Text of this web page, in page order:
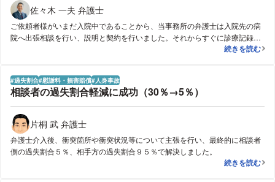
佐々木 一夫 弁護士
ご依頼者様がいまだ入院中であることから、当事務所の弁護士は入院先の病
院へ出張相談を行い、説明と契約を行いました。それからすぐに診療記録の
取り寄せを行い、後遺障害等級１級認定の確信を得たことから、後遺障害等
突き止め、ご依頼者様加入の保険会社に連絡するとともに保険使用の申請を
しました。また、ご依頼者様加入の保険会社と事前の打ち合わせを入念に行
い、訴訟になった場合に加害者加入の保険会社とご依頼者様加入の保険会社
がいかなる割合で賠償金を負担するかを確定し、訴訟を提起しました。な
お、相談時から事件解決まで、担当弁護士自身が継続的に病院等を訪れ、外
出困難なご依頼者様に直接ご説明を行いました。逸失利益や将来介護費用、
また過失相殺率がシビアに争われましたが、当方の主張内容が概ね認められ
る判決となりました。また、ご依頼者様加入の保険会社と事前の打ち合わせ
６０代会社員
続きを読む
過失割合 慰謝料・損害賠償 人身事故
相談者の過失割合軽減に成功（30％→5％）
片桐 武 弁護士
弁護士介入後、衝突箇所や衝突状況等について主張を行い、最終的に相談者
側の過失割合５％、相手方の過失割合９５％で解決しました。
相談者の過失
続きを読む